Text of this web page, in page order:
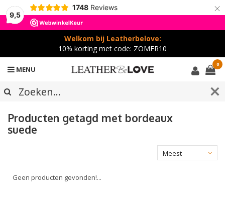
9,5
1748 Reviews ×
Welkom bij Leatherbelove:
10% korting met code: ZOMER10
MENU
0
Producten getagd met bordeaux
suede
Meest
Geen producten gevonden!...